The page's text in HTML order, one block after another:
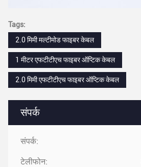
संपर्क
संपर्क:
टेलीफोन:
Tags:
2.0 मिमी मल्टीमोड फाइबर केबल
1 मीटर एफटीटीएच फाइबर ऑप्टिक केबल
2.0 मिमी एफटीटीएच फाइबर ऑप्टिक केबल